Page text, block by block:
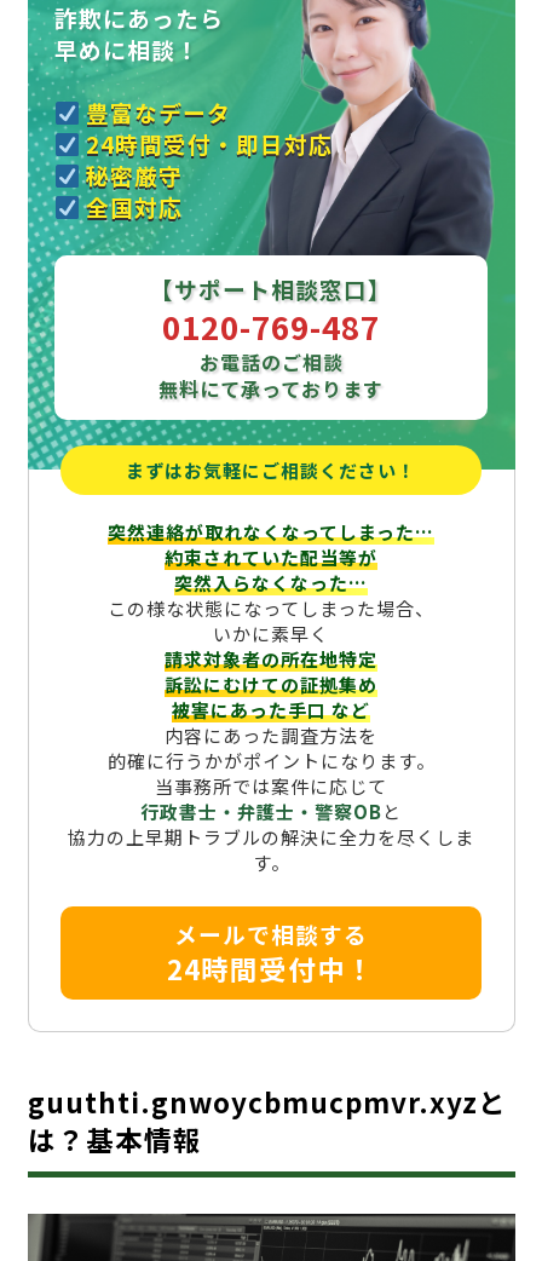
詐欺にあったら
早めに相談！
豊富なデータ
24時間受付・即日対応
秘密厳守
全国対応
【サポート相談窓口】
0120-769-487
お電話のご相談
無料にて承っております
まずはお気軽にご相談ください！
突然連絡が取れなくなってしまった…
約束されていた配当等が
突然入らなくなった…
この様な状態になってしまった場合、
いかに素早く
請求対象者の所在地特定
訴訟にむけての証拠集め
被害にあった手口など
内容にあった調査方法を
的確に行うかがポイントになります。
当事務所では案件に応じて
行政書士・弁護士・警察OBと
協力の上早期トラブルの解決に全力を尽くしま
す。
メールで相談する
24時間受付中！
guuthti.gnwoycbmucpmvr.xyzと
は？基本情報